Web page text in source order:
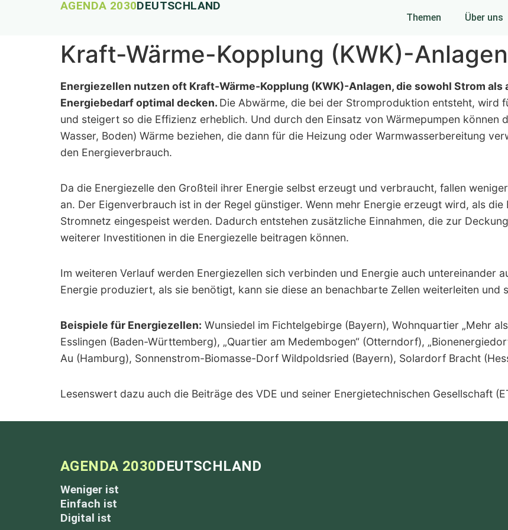
AGENDA 2030DEUTSCHLAND
Themen Über uns
Kraft-Wärme-Kopplung (KWK)-Anlagen
Energiezellen nutzen oft Kraft-Wärme-Kopplung (KWK)-Anlagen, die sowohl Strom als
Energiebedarf optimal decken. Die Abwärme, die bei der Stromproduktion entsteht, wird
und steigert so die Effizienz erheblich. Und durch den Einsatz von Wärmepumpen können
Wasser, Boden) Wärme beziehen, die dann für die Heizung oder Warmwasserbereitung
den Energieverbrauch.
Da die Energiezelle den Großteil ihrer Energie selbst erzeugt und verbraucht, fallen
an. Der Eigenverbrauch ist in der Regel günstiger. Wenn mehr Energie erzeugt wird, als
Stromnetz eingespeist werden. Dadurch entstehen zusätzliche Einnahmen, die zur
weiterer Investitionen in die Energiezelle beitragen können.
Im weiteren Verlauf werden Energiezellen sich verbinden und Energie auch untereinander
Energie produziert, als sie benötigt, kann sie diese an benachbarte Zellen weiterleiten und
Beispiele für Energiezellen: Wunsiedel im Fichtelgebirge (Bayern), Wohnquartier „Mehr
Esslingen (Baden-Württemberg), „Quartier am Medembogen“ (Otterndorf),
Au (Hamburg), Sonnenstrom-Biomasse-Dorf Wildpoldsried (Bayern), Solardorf Bracht
Lesenswert dazu auch die Beiträge des VDE und seiner Energietechnischen Gesellschaft
AGENDA 2030DEUTSCHLAND
Weniger ist
Einfach ist
Digital ist